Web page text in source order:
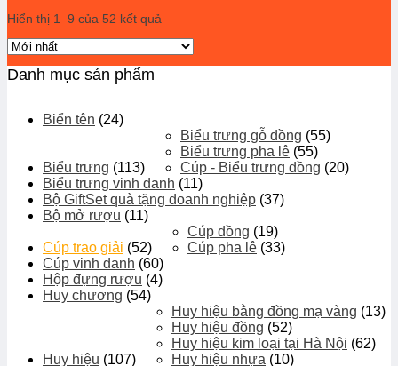
Hiển thị 1–9 của 52 kết quả
Danh mục sản phẩm
Biển tên (24)
Biểu trưng (113)
Biểu trưng gỗ đồng (55)
Biểu trưng pha lê (55)
Cúp - Biểu trưng đồng (20)
Biểu trưng vinh danh (11)
Bộ GiftSet quà tặng doanh nghiệp (37)
Bộ mở rượu (11)
Cúp trao giải (52)
Cúp đồng (19)
Cúp pha lê (33)
Cúp vinh danh (60)
Hộp đựng rượu (4)
Huy chương (54)
Huy hiệu (107)
Huy hiệu bằng đồng mạ vàng (13)
Huy hiệu đồng (52)
Huy hiệu kim loại tại Hà Nội (62)
Huy hiệu nhựa (10)